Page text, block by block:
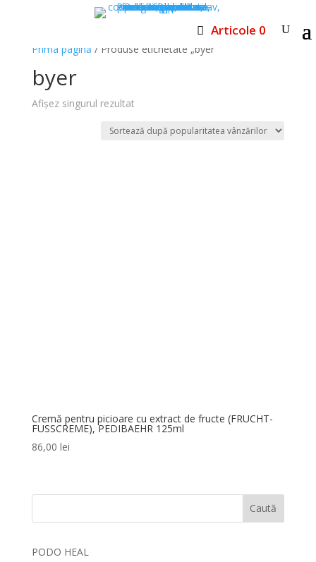
Articole 0
Prima pagină / Produse etichetate „byer”
byer
Afișez singurul rezultat
Cremă pentru picioare cu extract de fructe (FRUCHT-
FUSSCREME), PEDIBAEHR 125ml
86,00 lei
Caută
PODO HEAL